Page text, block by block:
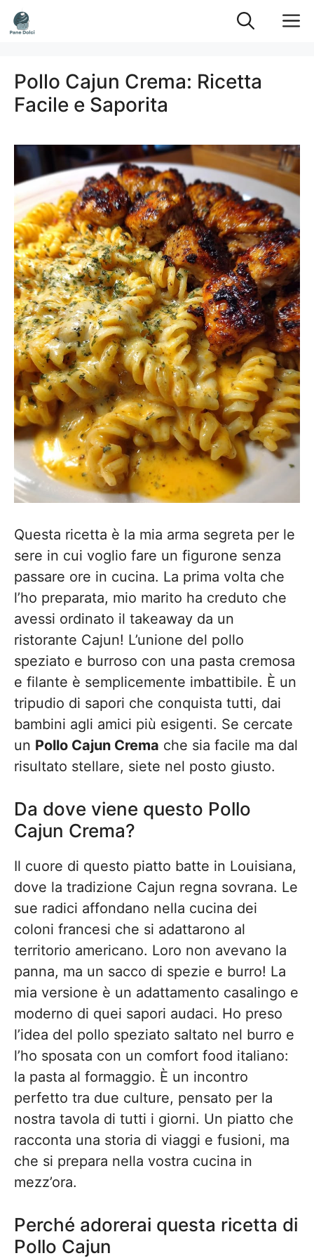
Vai
al
Pollo Cajun Crema: Ricetta
Facile e Saporita
Questa ricetta è la mia arma segreta per le
sere in cui voglio fare un figurone senza
passare ore in cucina. La prima volta che
l’ho preparata, mio marito ha creduto che
avessi ordinato il takeaway da un
ristorante Cajun! L’unione del pollo
speziato e burroso con una pasta cremosa
e filante è semplicemente imbattibile. È un
tripudio di sapori che conquista tutti, dai
bambini agli amici più esigenti. Se cercate
un Pollo Cajun Crema che sia facile ma dal
risultato stellare, siete nel posto giusto.
Da dove viene questo Pollo
Cajun Crema?
Il cuore di questo piatto batte in Louisiana,
dove la tradizione Cajun regna sovrana. Le
sue radici affondano nella cucina dei
coloni francesi che si adattarono al
territorio americano. Loro non avevano la
panna, ma un sacco di spezie e burro! La
mia versione è un adattamento casalingo e
moderno di quei sapori audaci. Ho preso
l’idea del pollo speziato saltato nel burro e
l’ho sposata con un comfort food italiano:
la pasta al formaggio. È un incontro
perfetto tra due culture, pensato per la
nostra tavola di tutti i giorni. Un piatto che
racconta una storia di viaggi e fusioni, ma
che si prepara nella vostra cucina in
mezz’ora.
Perché adorerai questa ricetta di
Pollo Cajun